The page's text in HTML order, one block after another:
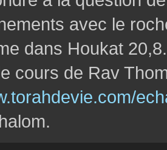
avec le
dans Houkat
cours de Rav